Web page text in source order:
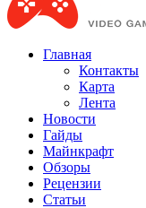
Главная
Контакты
Карта
Лента
Новости
Гайды
Майнкрафт
Обзоры
Рецензии
Статьи